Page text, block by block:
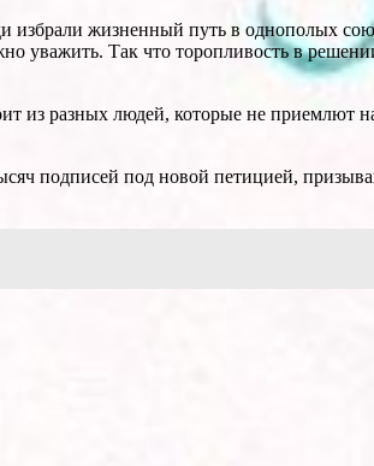
избрали жизненный путь в однополых
Так что торопливость в
из разных людей, которые не приемлют
подписей под новой петицией,